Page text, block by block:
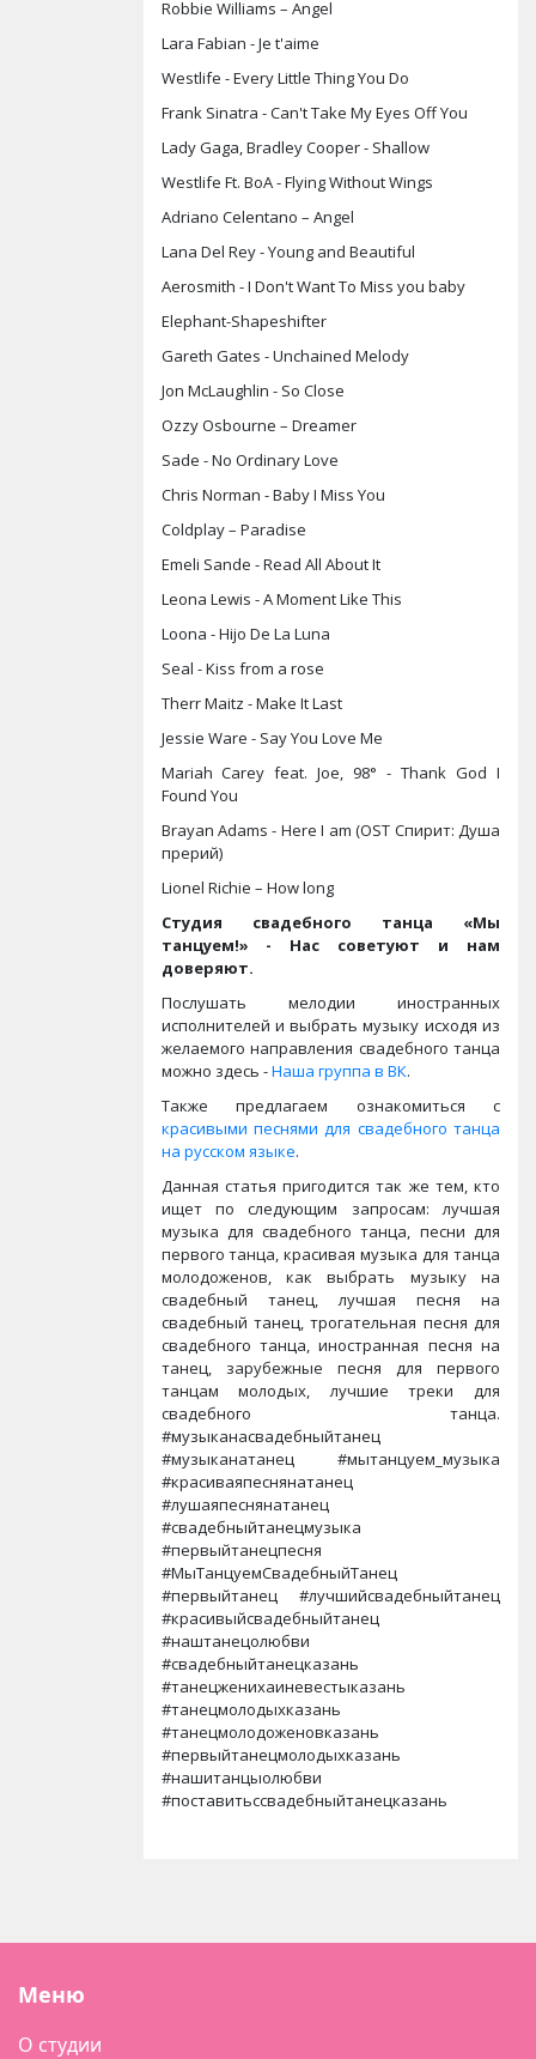
Robbie Williams – Angel
Lara Fabian - Je t'aime
Westlife - Every Little Thing You Do
Frank Sinatra - Can't Take My Eyes Off You
Lady Gaga, Bradley Cooper - Shallow
Westlife Ft. BoA - Flying Without Wings
Adriano Celentano – Angel
Lana Del Rey - Young and Beautiful
Aerosmith - I Don't Want To Miss you baby
Elephant-Shapeshifter
Gareth Gates - Unchained Melody
Jon McLaughlin - So Close
Ozzy Osbourne – Dreamer
Sade - No Ordinary Love
Chris Norman - Baby I Miss You
Coldplay – Paradise
Emeli Sande - Read All About It
Leona Lewis - A Moment Like This
Loona - Hijo De La Luna
Seal - Kiss from a rose
Therr Maitz - Make It Last
Jessie Ware - Say You Love Me
Mariah Carey feat. Joe, 98° - Thank God I
Found You
Brayan Adams - Here I am (OST Спирит: Душа
прерий)
Lionel Richie – How long
Студия свадебного танца «Мы
танцуем!» - Нас советуют и нам
доверяют.
Послушать мелодии иностранных
исполнителей и выбрать музыку исходя из
желаемого направления свадебного танца
можно здесь -Наша группа в ВК.
Также предлагаем ознакомиться с
красивыми песнями для свадебного танца
на русском языке.
Данная статья пригодится так же тем, кто
ищет по следующим запросам: лучшая
музыка для свадебного танца, песни для
первого танца, красивая музыка для танца
молодоженов, как выбрать музыку на
свадебный танец, лучшая песня на
свадебный танец, трогательная песня для
свадебного танца, иностранная песня на
танец, зарубежные песня для первого
танцам молодых, лучшие треки для
свадебного танца.
#музыканасвадебныйтанец
#музыканатанец #мытанцуем_музыка
#красиваяпеснянатанец
#лушаяпеснянатанец
#свадебныйтанецмузыка
#первыйтанецпесня
#МыТанцуемСвадебныйТанец
#первыйтанец #лучшийсвадебныйтанец
#красивыйсвадебныйтанец
#наштанецолюбви
#свадебныйтанецказань
#танецженихаиневестыказань
#танецмолодыхказань
#танецмолодоженовказань
#первыйтанецмолодыхказань
#нашитанцыолюбви
#поставитьссвадебныйтанецказань
Меню
О студии